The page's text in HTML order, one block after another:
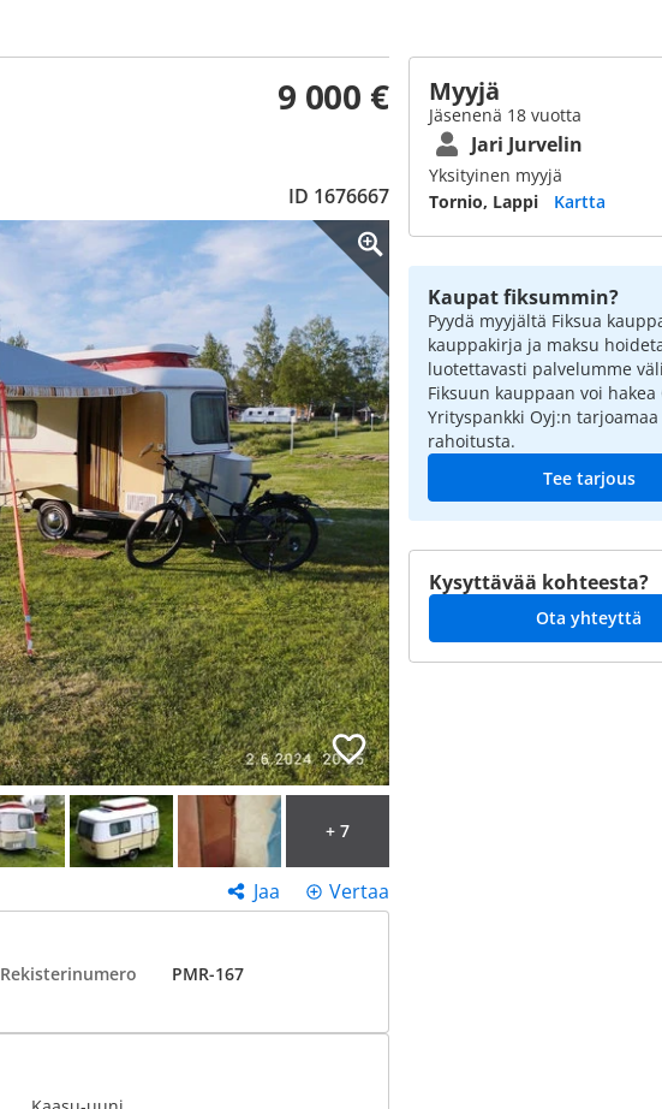
9 000 €
ID 1676667
+ 7
Jaa Vertaa
Rekisterinumero
PMR-167
Myyjä
Jäsenenä 18 vuotta
Jari Jurvelin
Yksityinen myyjä
Tornio, Lappi
Kartta
Kaupat fiksummin?
Pyydä myyjältä Fiksua
kauppakirja ja maksu
luotettavasti palvelumme
Fiksuun kauppaan voi hakea
Yrityspankki Oyj:n tarjoamaa
rahoitusta.
Tee tarjous
Kysyttävää kohteesta?
Ota yhteyttä